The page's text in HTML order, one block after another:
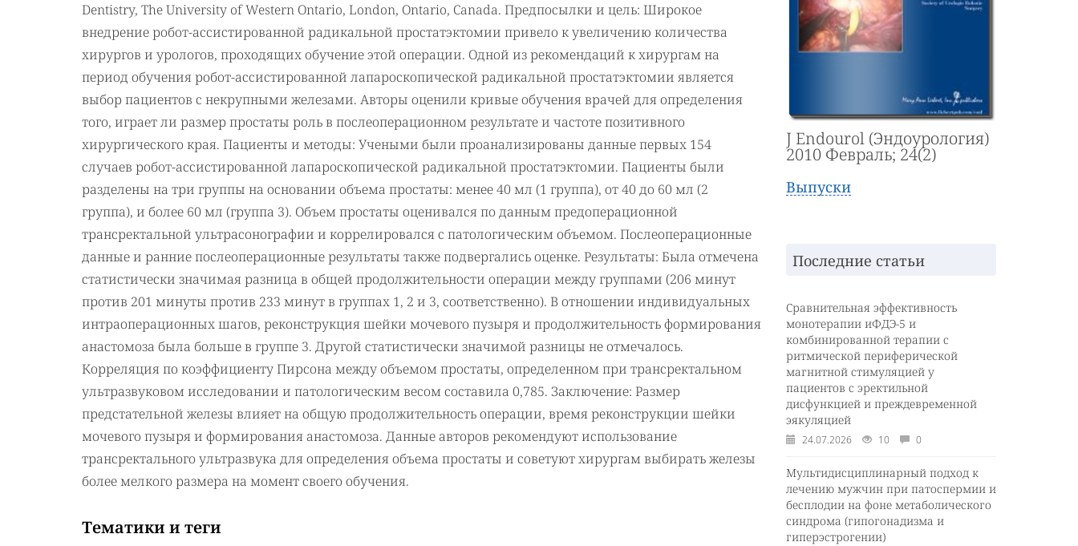
Dentistry, The University of Western Ontario, London, Ontario, Canada. Предпосылки и цель: Широкое
внедрение робот-ассистированной радикальной простатэктомии привело к увеличению количества
хирургов и урологов, проходящих обучение этой операции. Одной из рекомендаций к хирургам на
период обучения робот-ассистированной лапароскопической радикальной простатэктомии является
выбор пациентов с некрупными железами. Авторы оценили кривые обучения врачей для определения
того, играет ли размер простаты роль в послеоперационном результате и частоте позитивного
хирургического края. Пациенты и методы: Учеными были проанализированы данные первых 154
случаев робот-ассистированной лапароскопической радикальной простатэктомии. Пациенты были
разделены на три группы на основании объема простаты: менее 40 мл (1 группа), от 40 до 60 мл (2
группа), и более 60 мл (группа 3). Объем простаты оценивался по данным предоперационной
трансректальной ультрасонографии и коррелировался с патологическим объемом. Послеоперационные
данные и ранние послеоперационные результаты также подвергались оценке. Результаты: Была отмечена
статистически значимая разница в общей продолжительности операции между группами (206 минут
против 201 минуты против 233 минут в группах 1, 2 и 3, соответственно). В отношении индивидуальных
интраоперационных шагов, реконструкция шейки мочевого пузыря и продолжительность формирования
анастомоза была больше в группе 3. Другой статистически значимой разницы не отмечалось.
Корреляция по коэффициенту Пирсона между объемом простаты, определенном при трансректальном
ультразвуковом исследовании и патологическим весом составила 0,785. Заключение: Размер
предстательной железы влияет на общую продолжительность операции, время реконструкции шейки
мочевого пузыря и формирования анастомоза. Данные авторов рекомендуют использование
трансректального ультразвука для определения объема простаты и советуют хирургам выбирать железы
более мелкого размера на момент своего обучения.
Тематики и теги
J Endourol (Эндоурология)
2010 Февраль; 24(2)
Выпуски
Последние статьи
Сравнительная эффективность
монотерапии иФДЭ-5 и
комбинированной терапии с
ритмической периферической
магнитной стимуляцией у
пациентов с эректильной
дисфункцией и преждевременной
эякуляцией
24.07.2026 10 0
Мультидисциплинарный подход к
лечению мужчин при патоспермии и
бесплодии на фоне метаболического
синдрома (гипогонадизма и
гиперэстрогении)